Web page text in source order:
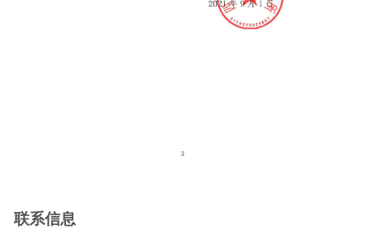
联系信息